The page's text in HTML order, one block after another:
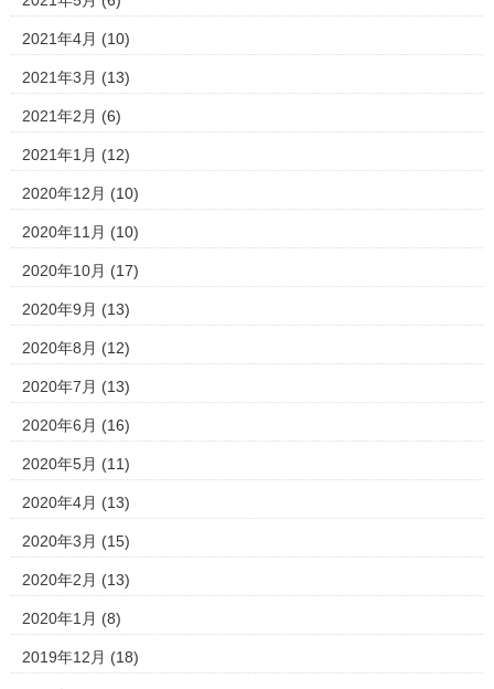
2021年4月 (10)
2021年3月 (13)
2021年2月 (6)
2021年1月 (12)
2020年12月 (10)
2020年11月 (10)
2020年10月 (17)
2020年9月 (13)
2020年8月 (12)
2020年7月 (13)
2020年6月 (16)
2020年5月 (11)
2020年4月 (13)
2020年3月 (15)
2020年2月 (13)
2020年1月 (8)
2019年12月 (18)